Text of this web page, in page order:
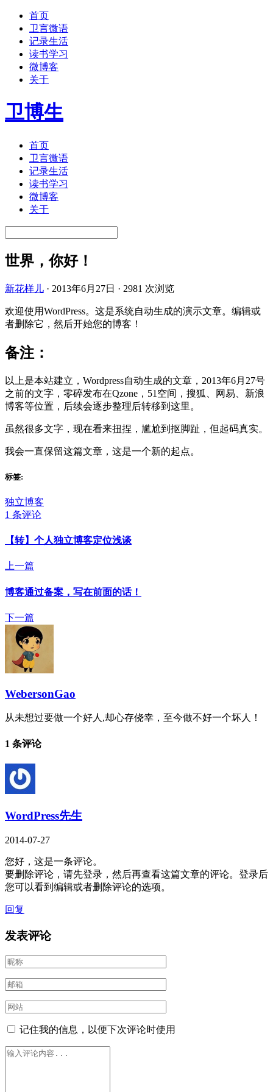
首页
卫言微语
记录生活
读书学习
微博客
关于
卫博生
首页
卫言微语
记录生活
读书学习
微博客
关于
世界，你好！
新花样儿 · 2013年6月27日 · 2981 次浏览
欢迎使用WordPress。这是系统自动生成的演示文章。编辑或
者删除它，然后开始您的博客！
备注：
以上是本站建立，Wordpress自动生成的文章，2013年6月27号
之前的文字，零碎发布在Qzone，51空间，搜狐、网易、新浪
博客等位置，后续会逐步整理后转移到这里。
虽然很多文字，现在看来扭捏，尴尬到抠脚趾，但起码真实。
我会一直保留这篇文章，这是一个新的起点。
标签:
独立博客
1 条评论
【转】个人独立博客定位浅谈
上一篇
博客通过备案，写在前面的话！
下一篇
WebersonGao
从未想过要做一个好人,却心存侥幸，至今做不好一个坏人！
1 条评论
WordPress先生
2014-07-27
您好，这是一条评论。
要删除评论，请先登录，然后再查看这篇文章的评论。登录后
您可以看到编辑或者删除评论的选项。
回复
发表评论
记住我的信息，以便下次评论时使用